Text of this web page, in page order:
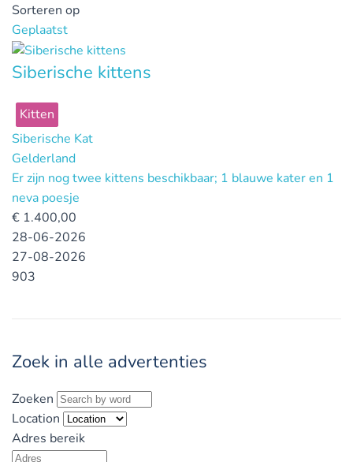
Sorteren op
Geplaatst
Siberische kittens
Kitten
Siberische Kat
Gelderland
Er zijn nog twee kittens beschikbaar; 1 blauwe kater en 1
neva poesje
€ 1.400,00
28-06-2026
27-08-2026
903
Zoek in alle advertenties
Zoeken
Location
Adres bereik